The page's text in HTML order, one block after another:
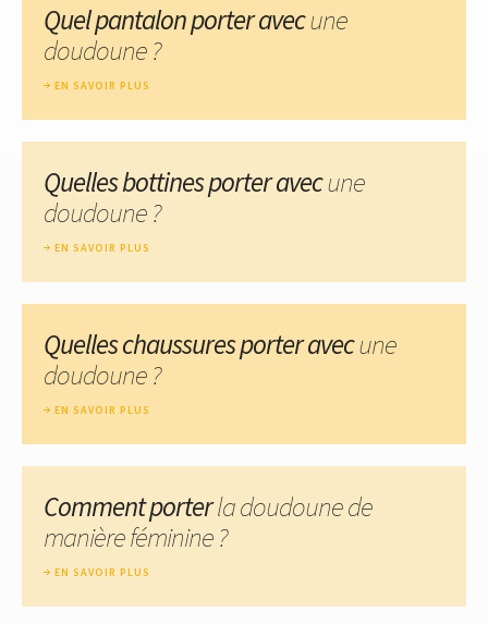
Quel pantalon porter avecune
doudoune ?
EN SAVOIR PLUS
Quelles bottines porter avecune
doudoune ?
EN SAVOIR PLUS
Quelles chaussures porter avecune
doudoune ?
EN SAVOIR PLUS
Comment porterla doudoune de
manière féminine ?
EN SAVOIR PLUS